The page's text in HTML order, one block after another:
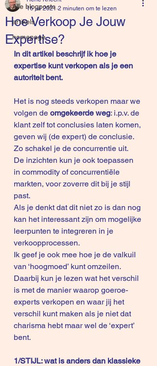
Alle blogposts
artikels
homepage
Hoe Verkoop Je Jouw
Expertise?
16 jul 2021 2 minuten om te lezen
In dit artikel beschrijf ik hoe je
expertise kunt verkopen als je een
autoriteit bent.
Het is nog steeds verkopen maar we
volgen de omgekeerde weg: i.p.v. de
klant zelf tot conclusies laten komen,
geven wij (de expert) de conclusie.
Zo schakel je de concurrentie uit.
De inzichten kun je ook toepassen
in commodity of concurrentiële
markten, voor zoverre dit bij je stijl
past.
Als je denkt dat dit niet zo is dan nog
kan het interessant zijn om mogelijke
leerpunten te integreren in je
verkoopprocessen.
Ik geef je ook mee hoe je de valkuil
van ‘hoogmoed’ kunt omzeilen.
Daarbij kun je lezen wat het verschil
is met de manier waarop goeroe-
experts verkopen en waar jij het
verschil kunt maken als je niet dat
charisma hebt maar wel de ‘expert’
bent.
1/STIJL: wat is anders dan klassieke